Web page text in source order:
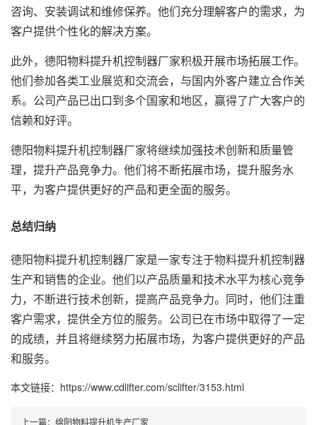
咨询、安装调试和维修保养。他们充分理解客户的需求，为
客户提供个性化的解决方案。
此外，德阳物料提升机控制器厂家积极开展市场拓展工作。
他们参加各类工业展览和交流会，与国内外客户建立合作关
系。公司产品已出口到多个国家和地区，赢得了广大客户的
信赖和好评。
德阳物料提升机控制器厂家将继续加强技术创新和质量管
理，提升产品竞争力。他们将不断拓展市场，提升服务水
平，为客户提供更好的产品和更全面的服务。
总结归纳
德阳物料提升机控制器厂家是一家专注于物料提升机控制器
生产和销售的企业。他们以产品质量和技术水平为核心竞争
力，不断进行技术创新，提高产品竞争力。同时，他们注重
客户需求，提供全方位的服务。公司已在市场中取得了一定
的成绩，并且将继续努力拓展市场，为客户提供更好的产品
和服务。
本文链接：https://www.cdlifter.com/sclifter/3153.html
上一篇： 绵阳物料提升机生产厂家